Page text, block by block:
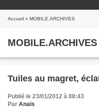
Accueil » MOBILE.ARCHIVES
MOBILE.ARCHIVES
Tuiles au magret,
Publié le 23/01/2012 à 08:43
Par Anaïs